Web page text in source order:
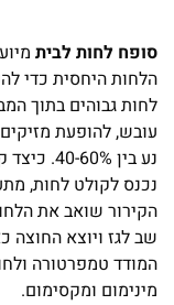
סופח לחות לבית
הלחות היחסית כדי
לחות גבוהים בתוך
עובש, להופעת
נע בין
נכנס לקולט לחות,
הקירור שואב את
שב לגז ויוצא החוצה
המודד טמפרטורה
מינימום ומקסימום.